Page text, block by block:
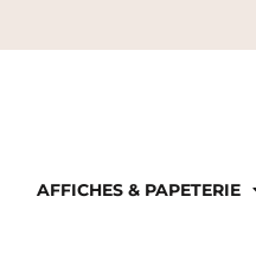
AFFICHES & PAPETERIE